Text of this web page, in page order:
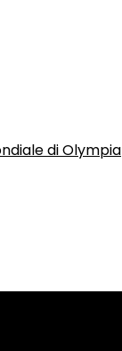
di Olympia